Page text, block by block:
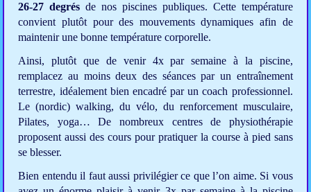
26-27 degrésde nos piscines publiques. Cette température
convient plutôt pour des mouvements dynamiques afin de
maintenir une bonne température corporelle.
Ainsi, plutôt que de venir 4x par semaine à la piscine,
remplacez au moins deux des séances par un entraînement
terrestre, idéalement bien encadré par un coach professionnel.
Le (nordic) walking, du vélo, du renforcement musculaire,
Pilates, yoga… De nombreux centres de physiothérapie
proposent aussi des cours pour pratiquer la course à pied sans
se blesser.
Bien entendu il faut aussi privilégier ce que l’on aime. Si vous